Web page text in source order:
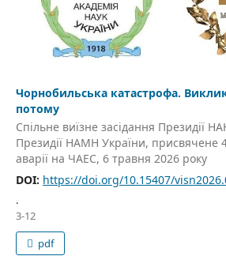
Чорнобильська катастрофа.
потому
Спільне виїзне засідання Президії
Президії НАМН України, присвячене
аварії на ЧАЕС, 6 травня 2026 року
DOI: https://doi.org/10.15407/
.
3-12
pdf